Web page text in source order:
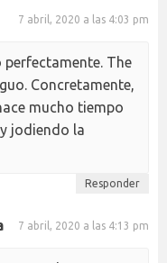
7 abril, 2020 a las 4:03 pm
The
Concretamente,
mucho tiempo
jodiendo la
Responder
7 abril, 2020 a las 4:13 pm